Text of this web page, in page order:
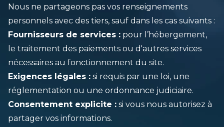
Nous ne partageons pas vos renseignements
personnels avec des tiers, sauf dans les cas suivants :
Fournisseurs de services : pour l’hébergement,
le traitement des paiements ou d'autres services
nécessaires au fonctionnement du site.
Exigences légales : si requis par une loi, une
réglementation ou une ordonnance judiciaire.
Consentement explicite : si vous nous autorisez à
partager vos informations.